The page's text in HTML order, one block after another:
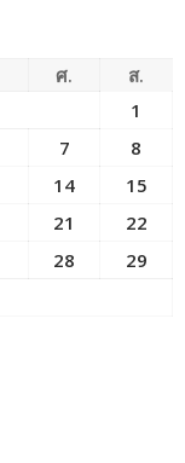
ศ.
ส.
1
7
8
14
15
21
22
28
29